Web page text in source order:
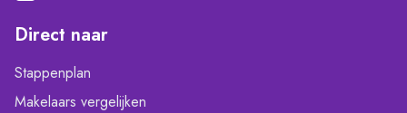
Direct naar
Stappenplan
Makelaars vergelijken